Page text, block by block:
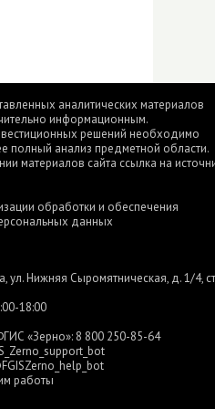
аналитических материалов
информационным.
решений необходимо
полный анализ предметной области.
материалов сайта ссылка на
обработки и обеспечения
данных
ул. Нижняя Сыромятническая, д. 1/4,
18:00
«Зерно»: 8 800 250-85-64
работы